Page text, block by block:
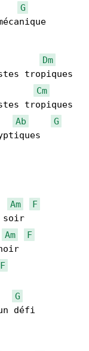
G
Dm
Cm
Ab
G
Am
F
Am
F
F
G